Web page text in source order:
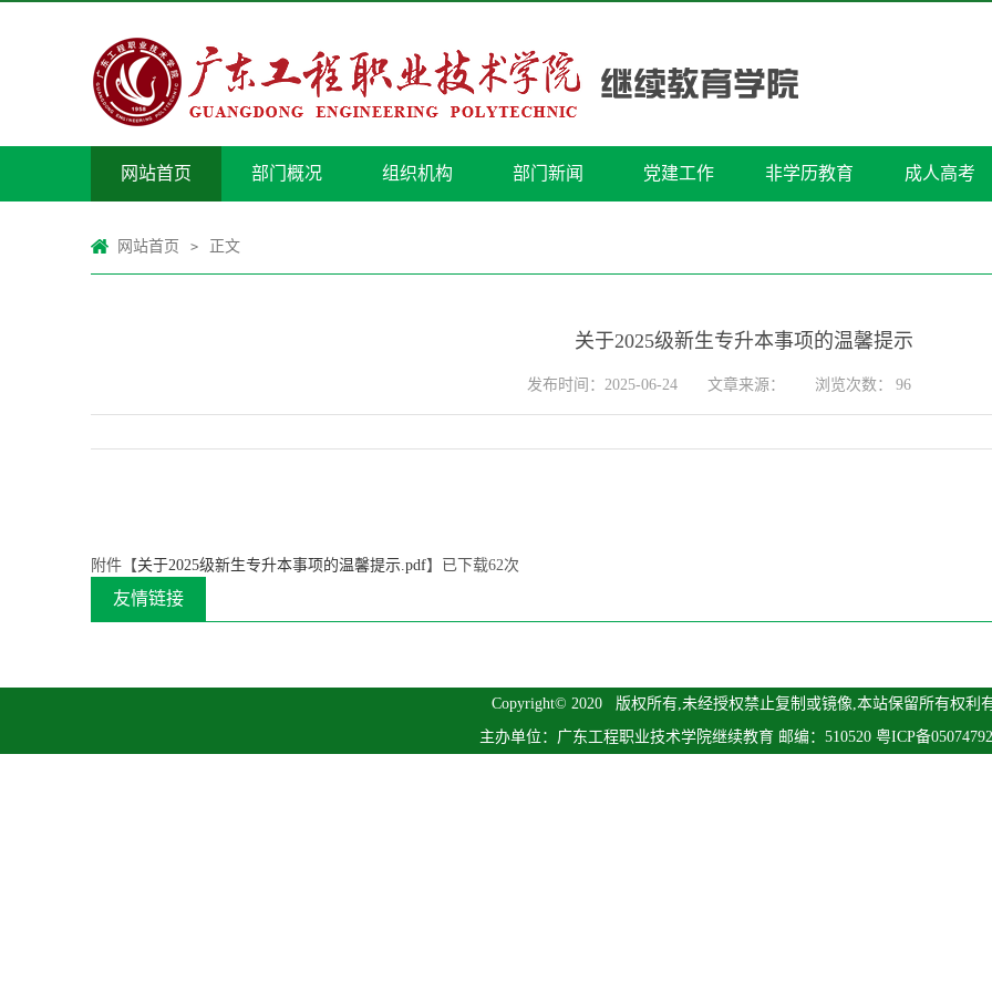
网站首页 部门概况 组织机构 部门新闻 党建工作 非学历教育 成人高考
网站首页 > 正文
关于2025级新生专升本事项的温馨提示
发布时间：2025-06-24 文章来源： 浏览次数： 96
附件【关于2025级新生专升本事项的温馨提示.pdf】已下载62次
友情链接
Copyright© 2020 版权所有,未经授权禁止复制或镜像,本站保留所有权利
主办单位：广东工程职业技术学院继续教育 邮编：510520 粤ICP备